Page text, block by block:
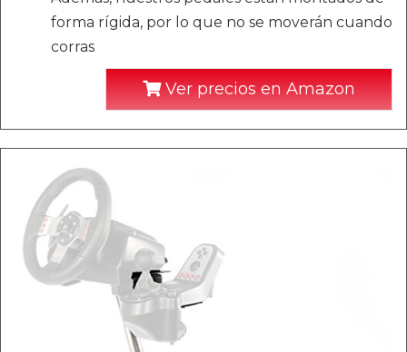
forma rígida, por lo que no se moverán cuando
corras
Ver precios en Amazon